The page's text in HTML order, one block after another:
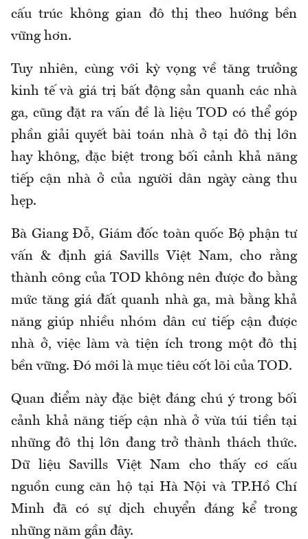
cấu trúc không gian đô thị theo hướng bền
vững hơn.
Tuy nhiên, cùng với kỳ vọng về tăng trưởng
kinh tế và giá trị bất động sản quanh các nhà
ga, cũng đặt ra vấn đề là liệu TOD có thể góp
phần giải quyết bài toán nhà ở tại đô thị lớn
hay không, đặc biệt trong bối cảnh khả năng
tiếp cận nhà ở của người dân ngày càng thu
hẹp.
Bà Giang Đỗ, Giám đốc toàn quốc Bộ phận tư
vấn & định giá Savills Việt Nam, cho rằng
thành công của TOD không nên được đo bằng
mức tăng giá đất quanh nhà ga, mà bằng khả
năng giúp nhiều nhóm dân cư tiếp cận được
nhà ở, việc làm và tiện ích trong một đô thị
bền vững. Đó mới là mục tiêu cốt lõi của TOD.
Quan điểm này đặc biệt đáng chú ý trong bối
cảnh khả năng tiếp cận nhà ở vừa túi tiền tại
những đô thị lớn đang trở thành thách thức.
Dữ liệu Savills Việt Nam cho thấy cơ cấu
nguồn cung căn hộ tại Hà Nội và TP.Hồ Chí
Minh đã có sự dịch chuyển đáng kể trong
những năm gần đây.